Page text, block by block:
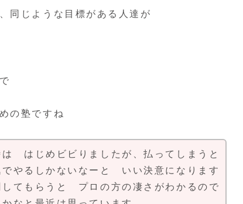
同じような目標がある人達が
の塾ですね
は はじめビビりましたが、払ってしまうと
やるしかないなーと いい決意になります
してもらうと プロの方の凄さがわかるので